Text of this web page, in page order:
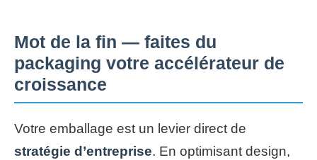
Mot de la fin — faites du
packaging votre accélérateur de
croissance
Votre emballage est un levier direct de
stratégie d’entreprise. En optimisant design,